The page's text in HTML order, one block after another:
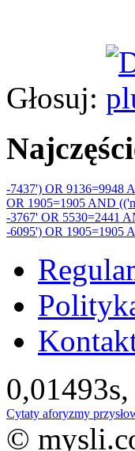
Głosuj:
-7437') OR 9136=9948
OR 1905=1905 AND
-3767' OR 5530=2441
-6095') OR 1905=1905
0,01493s,
Cytaty aforyzmy
©